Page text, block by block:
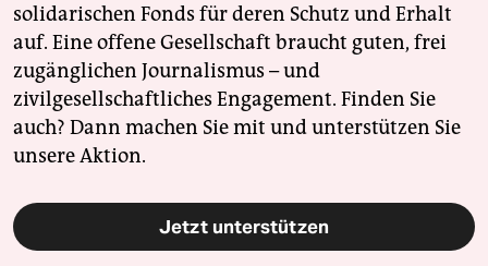
solidarischen Fonds für deren Schutz und Erhalt
auf. Eine offene Gesellschaft braucht guten, frei
zugänglichen Journalismus – und
zivilgesellschaftliches Engagement. Finden Sie
auch? Dann machen Sie mit und unterstützen Sie
unsere Aktion.
Jetzt unterstützen